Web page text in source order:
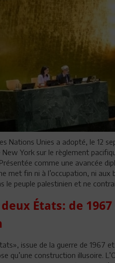
Nations Unies a adopté, le 12
New York sur le règlement
comme une avancée
met fin ni à l’occupation, ni
le peuple palestinien et ne
États: de
issue de la guerre de 1967
qu’une construction illusoire.